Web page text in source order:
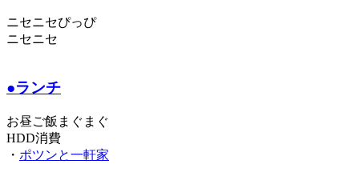
ニセニセぴっぴ
ニセニセ
●ランチ
お昼ご飯まぐまぐ
HDD消費
・ ポツンと一軒家